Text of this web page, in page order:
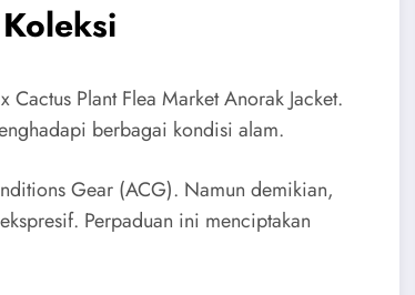
Plant Flea Market Anorak Jacket.
berbagai kondisi alam.
Gear (ACG). Namun demikian,
Perpaduan ini menciptakan